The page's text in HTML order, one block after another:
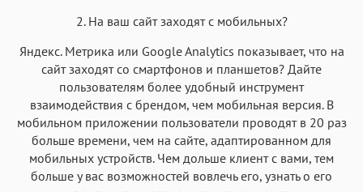
2. На ваш сайт заходят с мобильных?
Яндекс. Метрика или Google Analytics показывает, что на
сайт заходят со смартфонов и планшетов? Дайте
пользователям более удобный инструмент
взаимодействия с брендом, чем мобильная версия. В
мобильном приложении пользователи проводят в 20 раз
больше времени, чем на сайте, адаптированном для
мобильных устройств. Чем дольше клиент с вами, тем
больше у вас возможностей вовлечь его, узнать о его